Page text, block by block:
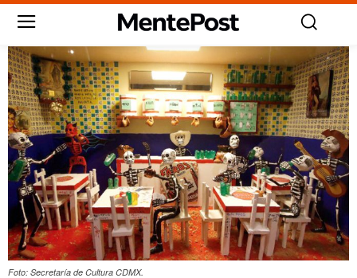
Foto: Secretaría de Cultura CDMX.